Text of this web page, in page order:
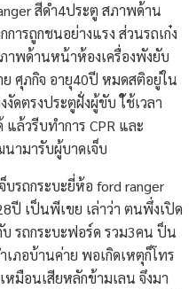
สีดำ4ประตู สภาพด้าน
ารถูกชนอย่างแรง ส่วนรถเก๋ง
พด้านหน้าห้องเครื่องพังยับ
ศุภกิจ อายุ40ปี หมดสติอยู่ใน
ดตรงประตูฝั่งผู้ขับ ใ้ช้เวลา
ล้วรีบทำการ CPR และ
ามารับผู้บาดเจ็บ
รถกระบะยี่ห้อ ford ranger
ปี เป็นพีเขย เล่าว่า ตนพึ่งเปิด
รถกระบะฟอร์ด รวม3คน ป็น
ภอบ้านค่าย พอเกิดเหตุก็โทร
หมือนเสียหลักข้ามเลน จึงมา